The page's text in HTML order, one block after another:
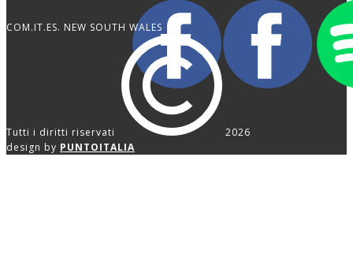
COM.IT.ES. NEW SOUTH WALES
Tutti i diritti riservati
2026
design by PUNTOITALIA